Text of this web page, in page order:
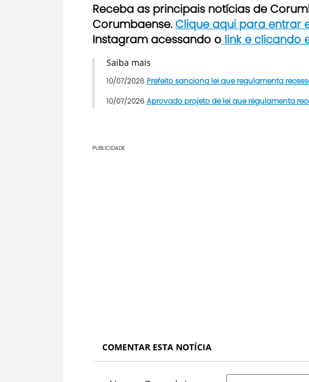
Receba as principais notícias de
Corumbaense.Clique aqui para entrar
Instagram acessando o link e clicando
Saiba mais
10/07/2026 Prefeito sanciona lei que regulamenta
10/07/2026 Aprovado projeto de lei que regulamenta
PUBLICIDADE
COMENTAR ESTA NOTÍCIA